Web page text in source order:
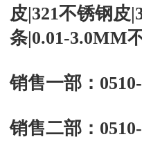
皮|321不锈钢皮
条|0.01-3.0MM
销售一部：
销售二部：